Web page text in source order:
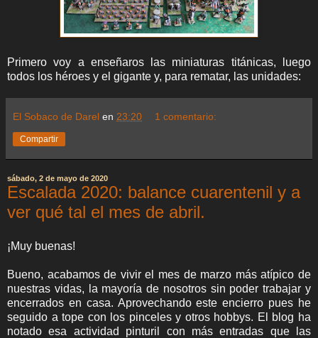
Primero voy a enseñaros las miniaturas titánicas, luego
todos los héroes y el gigante y, para rematar, las unidades:
El Sobaco de Darel en 23:20 1 comentario:
Compartir
sábado, 2 de mayo de 2020
Escalada 2020: balance cuarentenil y a
ver qué tal el mes de abril.
¡Muy buenas!
Bueno, acabamos de vivir el mes de marzo más atípico de
nuestras vidas, la mayoría de nosotros sin poder trabajar y
encerrados en casa. Aprovechando este encierro pues he
seguido a tope con los pinceles y otros hobbys. El blog ha
notado esa actividad pinturil con más entradas que las